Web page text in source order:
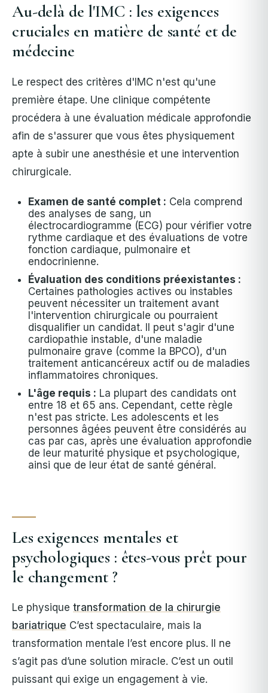
Au-delà de l'IMC : les exigences
cruciales en matière de santé et de
médecine
Le respect des critères d'IMC n'est qu'une
première étape. Une clinique compétente
procédera à une évaluation médicale approfondie
afin de s'assurer que vous êtes physiquement
apte à subir une anesthésie et une intervention
chirurgicale.
Examen de santé complet : Cela comprend
des analyses de sang, un
électrocardiogramme (ECG) pour vérifier votre
rythme cardiaque et des évaluations de votre
fonction cardiaque, pulmonaire et
endocrinienne.
Évaluation des conditions préexistantes :
Certaines pathologies actives ou instables
peuvent nécessiter un traitement avant
l'intervention chirurgicale ou pourraient
disqualifier un candidat. Il peut s'agir d'une
cardiopathie instable, d'une maladie
pulmonaire grave (comme la BPCO), d'un
traitement anticancéreux actif ou de maladies
inflammatoires chroniques.
L'âge requis : La plupart des candidats ont
entre 18 et 65 ans. Cependant, cette règle
n'est pas stricte. Les adolescents et les
personnes âgées peuvent être considérés au
cas par cas, après une évaluation approfondie
de leur maturité physique et psychologique,
ainsi que de leur état de santé général.
Les exigences mentales et
psychologiques : êtes-vous prêt pour
le changement ?
Le physique transformation de la chirurgie
bariatrique C’est spectaculaire, mais la
transformation mentale l’est encore plus. Il ne
s’agit pas d’une solution miracle. C’est un outil
puissant qui exige un engagement à vie.